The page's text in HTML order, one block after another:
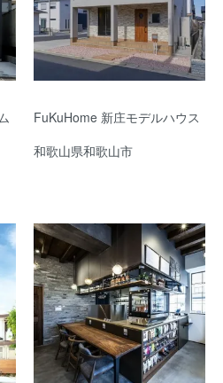
FuKuHome 新庄モデルハウス
和歌山県和歌山市